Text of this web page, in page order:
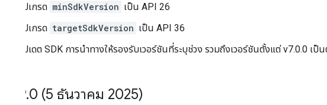
อัปเกรด minSdkVersion เป็น API 26
อัปเกรด targetSdkVersion เป็น API 36
อัปเดต SDK การนำทางให้รองรับเวอร์ชันที่ระบุช่วง รวมถึงเวอร์ชันตั้งแต่ v7.0.0 เป็
99.0 (5 ธันวาคม 2025)